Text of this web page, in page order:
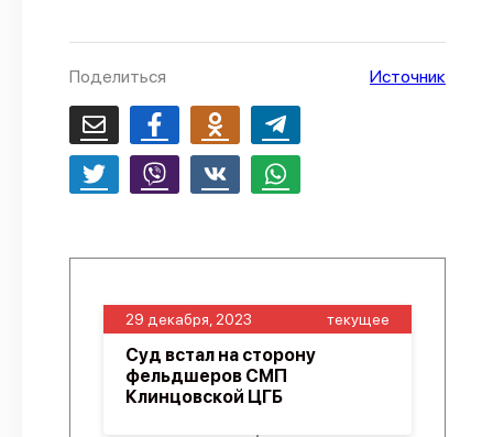
Поделиться Источник
29 декабря, 2023 текущее
Суд встал на сторону
фельдшеров СМП
Клинцовской ЦГБ